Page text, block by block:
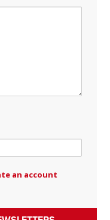
an account